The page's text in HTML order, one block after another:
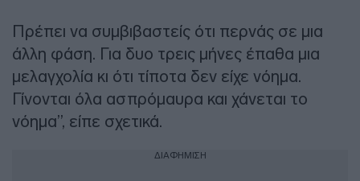
Πρέπει να συμβιβαστείς ότι περνάς σε μια
άλλη φάση. Για δυο τρεις μήνες έπαθα μια
μελαγχολία κι ότι τίποτα δεν είχε νόημα.
Γίνονται όλα ασπρόμαυρα και χάνεται το
νόημα”, είπε σχετικά.
ΔΙΑΦΗΜΙΣΗ